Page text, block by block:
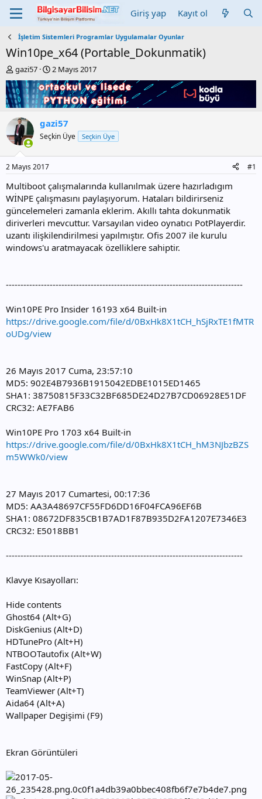
Giriş yap Kayıt ol
İşletim Sistemleri Programlar Uygulamalar Oyunlar
Win10pe_x64 (Portable_Dokunmatik)
K
o
n
b
u
y
u
b
a
ş
l
a
t
a
n
gazi57
B
a
ş
l
a
n
g
ı
a
r
i
h
i
2 Mayıs 2017
gazi57
Seçkin Üye Seçkin Üye
2 Mayıs 2017 #1
Multiboot çalışmalarında kullanılmak üzere hazırladıgım
WİNPE çalışmasını paylaşıyorum. Hataları bildirirseniz
güncelemeleri zamanla eklerim. Akıllı tahta dokunmatik
diriverleri mevcuttur. Varsayılan video oynatıcı PotPlayerdir.
uzantı ilişkilendirilmesi yapılmıştır. Ofis 2007 ile kurulu
windows'u aratmayacak özelliklere sahiptir.
---------------------------------------------------------------------------------
Win10PE Pro Insider 16193 x64 Built-in
https://drive.google.com/file/d/0BxHk8X1tCH_hSjRxTE1fMTR
oUDg/view
26 Mayıs 2017 Cuma, 23:57:10
MD5: 902E4B7936B1915042EDBE1015ED1465
SHA1: 38750815F33C32BF685DE24D27B7CD06928E51DF
CRC32: AE7FAB6
Win10PE Pro 1703 x64 Built-in
https://drive.google.com/file/d/0BxHk8X1tCH_hM3NJbzBZS
m5WWk0/view
27 Mayıs 2017 Cumartesi, 00:17:36
MD5: AA3A48697CF55FD6DD16F04FCA96EF6B
SHA1: 08672DF835CB1B7AD1F87B935D2FA1207E7346E3
CRC32: E5018BB1
---------------------------------------------------------------------------------
Klavye Kısayolları:
Hide contents
Ghost64 (Alt+G)
DiskGenius (Alt+D)
HDTunePro (Alt+H)
NTBOOTautofix (Alt+W)
FastCopy (Alt+F)
WinSnap (Alt+P)
TeamViewer (Alt+T)
Aida64 (Alt+A)
Wallpaper Degişimi (F9)
Ekran Görüntüleri